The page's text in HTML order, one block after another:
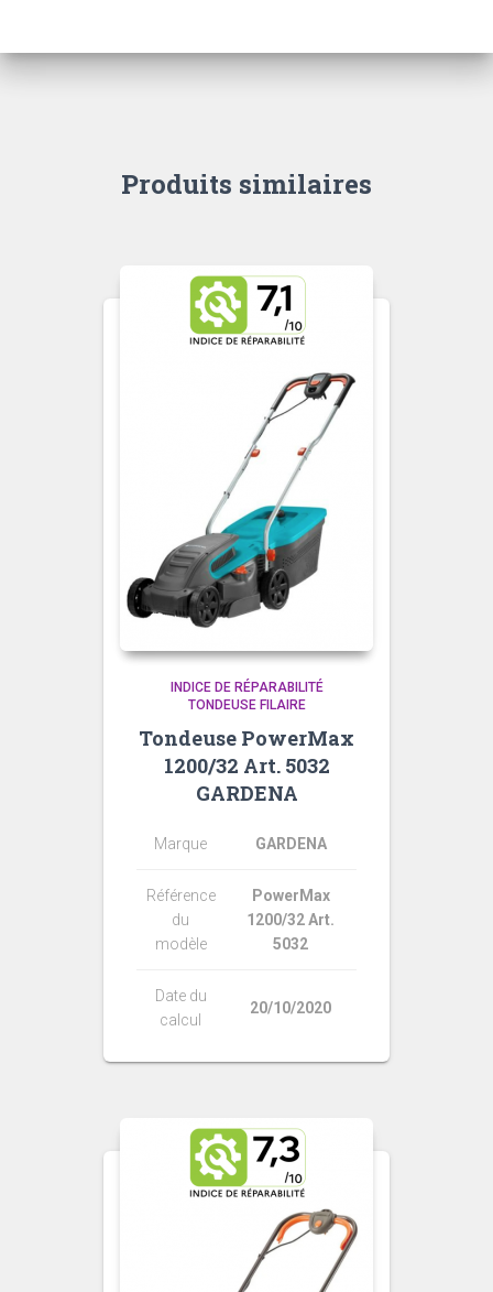
Produits similaires
INDICE DE RÉPARABILITÉ
TONDEUSE FILAIRE
Tondeuse PowerMax
1200/32 Art. 5032
GARDENA
Marque GARDENA
Référence
du
modèle
PowerMax
1200/32 Art.
5032
Date du
calcul
20/10/2020